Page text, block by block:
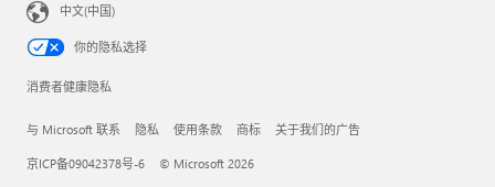
中文(中国)
你的隐私选择
消费者健康隐私
与 Microsoft 联系 隐私 使用条款 商标 关于我们的广告
京ICP备09042378号-6 © Microsoft 2026